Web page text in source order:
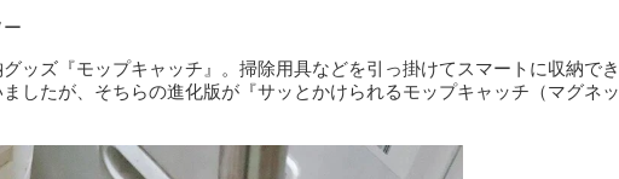
ッズ『モップキャッチ』。掃除用具などを引っ掛けてスマートに収納でき
したが、そちらの進化版が『サッとかけられるモップキャッチ（マグネッ